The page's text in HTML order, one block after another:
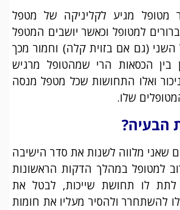
מטופל מגיע לקליניקה של מטפל
למטופל וכאשר יושבים המטפל
(גם אם בזוית קלה) וחמור מכך
הכסאות הרי שמהטופל מרגיש
ואלו התחושות שכל מטפל מנסה
שלו.
הבעיה?
שאני מלווה לשנות את סדר הישיבה
למטופל במהלך הדקות הראשונות
לו תחושת שייכות, לבטל את
להשתחרר ולהסיר מעליו את חומות